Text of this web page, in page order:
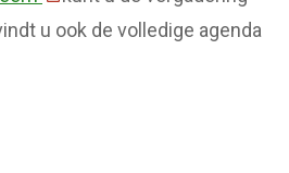
u ook de volledige agenda